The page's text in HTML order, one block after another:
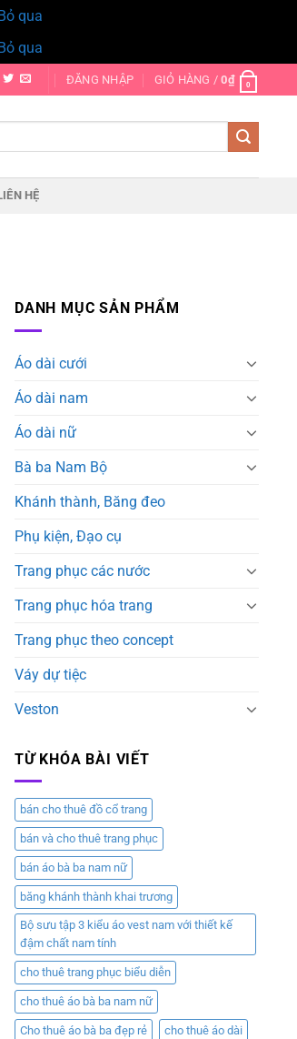
qua
qua
ĐĂNG NHẬP GIỎ HÀNG /0₫ 0
HỆ
DANH MỤC SẢN PHẨM
Áo dài cưới
Áo dài nam
Áo dài nữ
Bà ba Nam Bộ
Khánh thành, Băng đeo
Phụ kiện, Đạo cụ
Trang phục các nước
Trang phục hóa trang
Trang phục theo concept
Váy dự tiệc
Veston
TỪ KHÓA BÀI VIẾT
bán cho thuê đồ cổ trang
bán và cho thuê trang phục
bán áo bà ba nam nữ
băng khánh thành khai trương
Bộ sưu tập 3 kiểu áo vest nam với thiết kế
đậm chất nam tính
cho thuê trang phục biểu diễn
cho thuê áo bà ba nam nữ
Cho thuê áo bà ba đẹp rẻ cho thuê áo dài